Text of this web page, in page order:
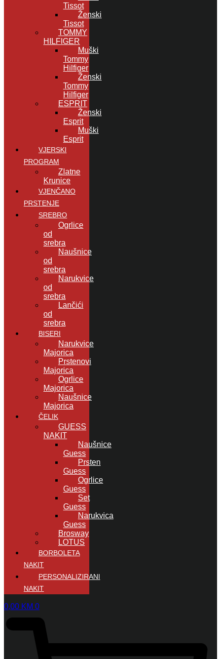
Tissot
Ženski
Tissot
TOMMY
HILFIGER
Muški
Tommy
Hilfiger
Ženski
Tommy
Hilfiger
ESPRIT
Ženski
Esprit
Muški
Esprit
VJERSKI
PROGRAM
Zlatne
Krunice
VJENČANO
PRSTENJE
SREBRO
Ogrlice
od
srebra
Naušnice
od
srebra
Narukvice
od
srebra
Lančići
od
srebra
BISERI
Narukvice
Majorica
Prstenovi
Majorica
Ogrlice
Majorica
Naušnice
Majorica
ČELIK
GUESS
NAKIT
Naušnice
Guess
Prsten
Guess
Ogrlice
Guess
Set
Guess
Narukvica
Guess
Brosway
LOTUS
BORBOLETA
NAKIT
PERSONALIZIRANI
NAKIT
0,00 KM 0